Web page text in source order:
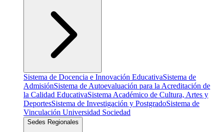
Sistema de Docencia e Innovación EducativaSistema de
AdmisiónSistema de Autoevaluación para la Acreditación de
la Calidad EducativaSistema Académico de Cultura, Artes y
DeportesSistema de Investigación y PostgradoSistema de
Vinculación Universidad Sociedad
Sedes Regionales